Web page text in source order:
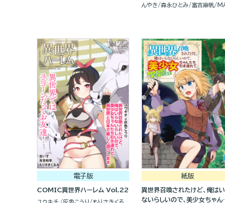
んやき
森永ひとみ 富吉麻帆
電子版
COMIC異世界ハーレム Vol.22
紙版
異世界召喚されたけど、俺は
ないらしいので、美少女ちゃん